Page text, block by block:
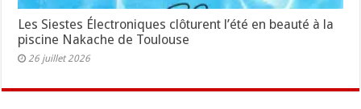
Les Siestes Électroniques clôturent l’été en beauté à la
piscine Nakache de Toulouse
26 juillet 2026